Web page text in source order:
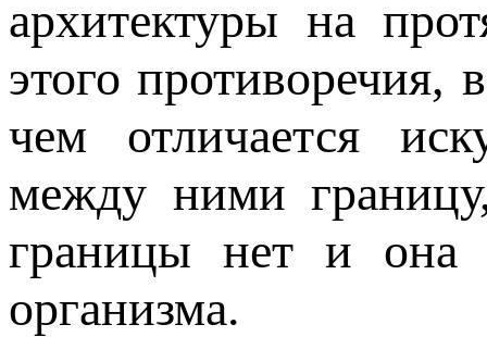
архитектуры на
этого противоречия,
чем отличается
между ними
границы нет и она
организма.